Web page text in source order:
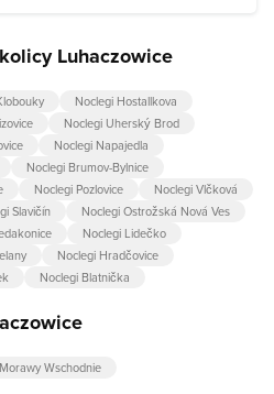
Luhaczowice
Noclegi Hostallkova
Noclegi Uherský Brod
Noclegi Napajedla
Noclegi Brumov-Bylnice
Noclegi Pozlovice
Noclegi Vlčková
Slavičín
Noclegi Ostrožská Nová Ves
Noclegi Lidečko
Noclegi Hradčovice
Noclegi Blatnička
Wschodnie